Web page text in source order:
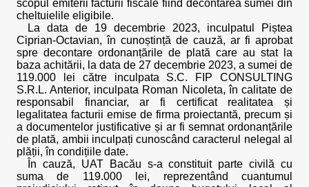
scopul emiterii facturii fiscale fiind decontarea sumei din
cheltuielile eligibile.
La data de 19 decembrie 2023, inculpatul Piștea
Ciprian-Octavian, în cunoștință de cauză, ar fi aprobat
spre decontare ordonanțările de plată care au stat la
baza achitării, la data de 27 decembrie 2023, a sumei de
119.000 lei către inculpata S.C. FIP CONSULTING
S.R.L. Anterior, inculpata Roman Nicoleta, în calitate de
responsabil financiar, ar fi certificat realitatea și
legalitatea facturii emise de firma proiectantă, precum și
a documentelor justificative și ar fi semnat ordonanțările
de plată, ambii inculpați cunoscând caracterul nelegal al
plății, în condițiile date.
În cauză, UAT Bacău s-a constituit parte civilă cu
suma de 119.000 lei, reprezentând cuantumul